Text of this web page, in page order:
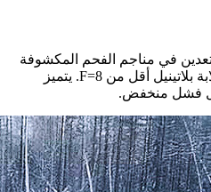
في مناجم الفحم المكشوفة
والخامات ذات معامل صلابة بلاتينيل أقل من F=8. يتميز
فشل منخفض.